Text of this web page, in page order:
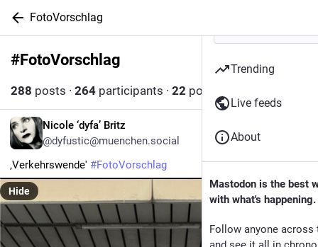
FotoVorschlag
#FotoVorschlag
288 posts · 264 participants · 22 posts today
Nicole ‘dyfa’ Britz
@dyfustic@muenchen.social
‚Verkehrswende' #FotoVorschlag
Hide
Trending
Live feeds
About
Mastodon is the best
with what's happening.
Follow anyone across